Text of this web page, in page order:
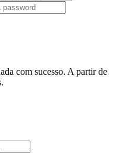
com sucesso. A partir de